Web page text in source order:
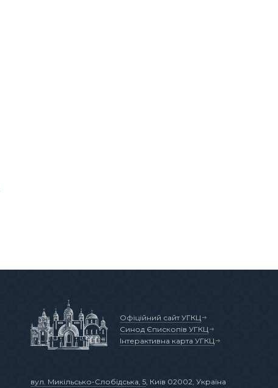
вул. Микільсько-Слобідська, 5, Київ 02002, Україна
Офіційний сайт УГКЦ
Синод Єпископів УГКЦ
Інтерактивна карта УГКЦ